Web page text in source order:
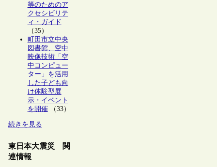
等のためのア
クセシビリテ
ィ・ガイド
（35）
町田市立中央
図書館、空中
映像技術「空
中コンピュー
ター」を活用
した子ども向
け体験型展
示・イベント
を開催（33）
続きを見る
東日本大震災 関
連情報